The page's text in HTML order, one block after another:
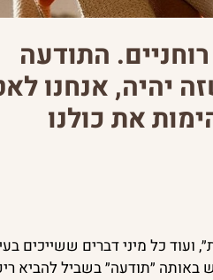
התודעה
יהיה, אנחנו
את כולנו
כל מיני דברים ששייכים
״תודעה״ בשביל להביא